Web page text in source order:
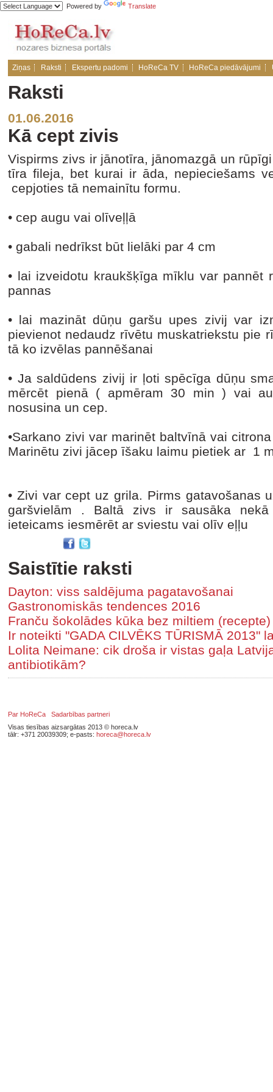
Powered by Translate
Ziņas Raksti Ekspertu padomi HoReCa TV HoReCa piedāvājumi
Raksti
01.06.2016
Kā cept zivis
Vispirms zivs ir jānotīra, jānomazgā un
tīra fileja, bet kurai ir āda, nepieciešams
cepjoties tā nemainītu formu.
• cep augu vai olīveļļā
• gabali nedrīkst būt lielāki par 4 cm
• lai izveidotu kraukšķīga mīklu var pannēt
pannas
• lai mazināt dūņu garšu upes zivij var
pievienot nedaudz rīvētu muskatriekstu pie
tā ko izvēlas pannēšanai
• Ja saldūdens zivij ir ļoti spēcīga dūņu
mērcēt pienā ( apmēram 30 min ) vai
nosusina un cep.
•Sarkano zivi var marinēt baltvīnā vai
Marinētu zivi jācep īšaku laimu pietiek ar 1
• Zivi var cept uz grila. Pirms gatavošanas
garšvielām . Baltā zivs ir sausāka
ieteicams iesmērēt ar sviestu vai olīv eļļu
Saistītie raksti
Dayton: viss saldējuma pagatavošanai
Gastronomiskās tendences 2016
Franču šokolādes kūka bez miltiem (recepte)
Ir noteikti "GADA CILVĒKS TŪRISMĀ 2013"
Lolita Neimane: cik droša ir vistas gaļa
antibiotikām?
Par HoReCa
Sadarbības partneri
Visas tiesības aizsargātas 2013 © horeca.lv
tālr: +371 20039309; e-pasts: horeca@horeca.lv